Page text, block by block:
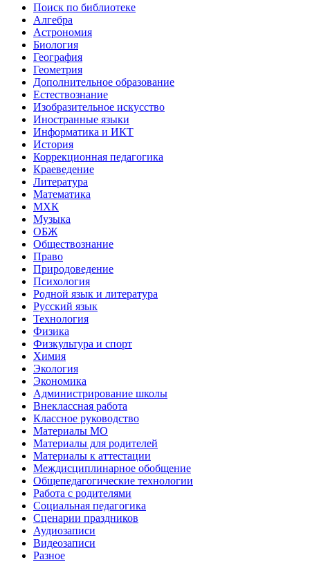
Поиск по библиотеке
Алгебра
Астрономия
Биология
География
Геометрия
Дополнительное образование
Естествознание
Изобразительное искусство
Иностранные языки
Информатика и ИКТ
История
Коррекционная педагогика
Краеведение
Литература
Математика
МХК
Музыка
ОБЖ
Обществознание
Право
Природоведение
Психология
Родной язык и литература
Русский язык
Технология
Физика
Физкультура и спорт
Химия
Экология
Экономика
Администрирование школы
Внеклассная работа
Классное руководство
Материалы МО
Материалы для родителей
Материалы к аттестации
Междисциплинарное обобщение
Общепедагогические технологии
Работа с родителями
Социальная педагогика
Сценарии праздников
Аудиозаписи
Видеозаписи
Разное